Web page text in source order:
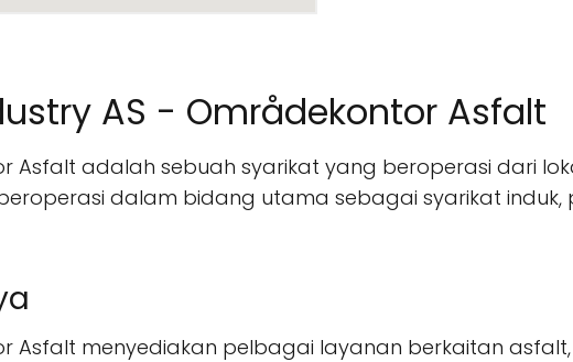
AS - Områdekontor Asfalt
Asfalt adalah sebuah syarikat yang beroperasi dari
dalam bidang utama sebagai syarikat
Asfalt menyediakan pelbagai layanan berkaitan